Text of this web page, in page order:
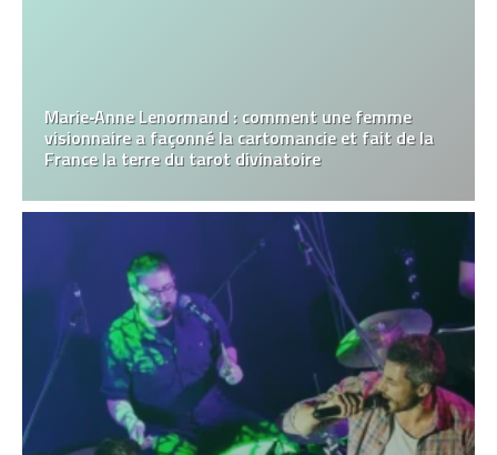
Marie‑Anne Lenormand : comment une femme
visionnaire a façonné la cartomancie et fait de la
France la terre du tarot divinatoire